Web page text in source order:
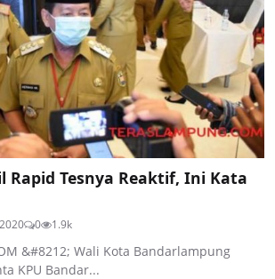
Rapid Tesnya Reaktif, Ini Kata
0 1.9k
&#8212; Wali Kota Bandarlampung
KPU Bandar...